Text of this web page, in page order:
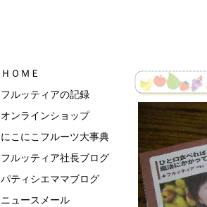
ＨＯＭＥ
フルッティアの記録
オンラインショップ
にこにこフルーツ大事典
フルッティア社長ブログ
パティシエママブログ
ニュースメール